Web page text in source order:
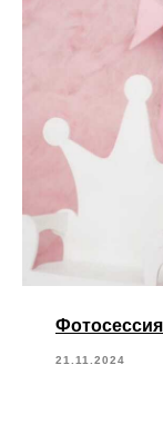
21.11.2024